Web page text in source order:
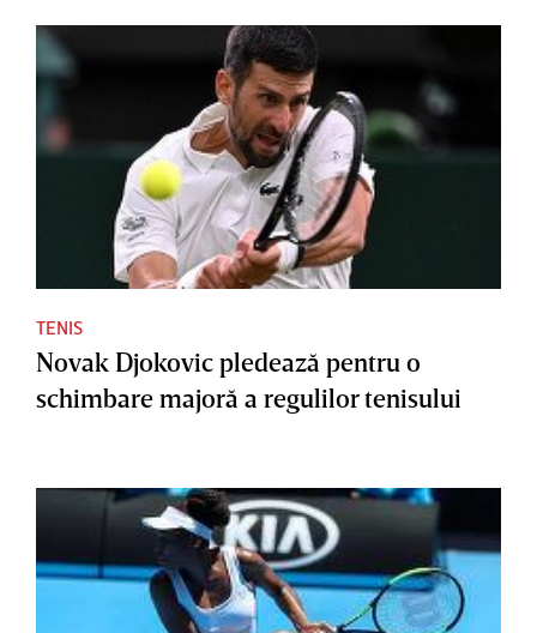
TENIS
Novak Djokovic pledează pentru o
schimbare majoră a regulilor tenisului